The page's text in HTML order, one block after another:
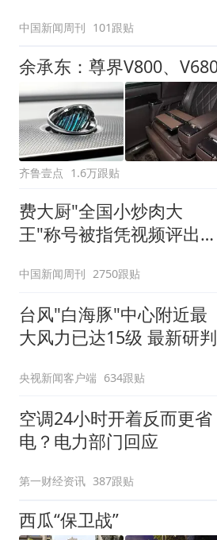
中国新闻周刊 101跟贴
齐鲁壹点 1.6万跟贴
费大厨"全国小炒肉大
王"称号被指凭视频评出
中国新闻周刊 2750跟贴
台风"白海豚"中心附近最
大风力已达15级 最新研判
央视新闻客户端 634跟贴
空调24小时开着反而更省
电？电力部门回应
第一财经资讯 387跟贴
西瓜“保卫战”